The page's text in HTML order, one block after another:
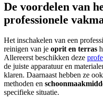
De voordelen van
professionele
Het inschakelen van een
reinigen van je oprit en terras
Allereerst beschikken deze
de juiste apparatuur en
klaren. Daarnaast hebben ze
methoden en
specifieke situatie.